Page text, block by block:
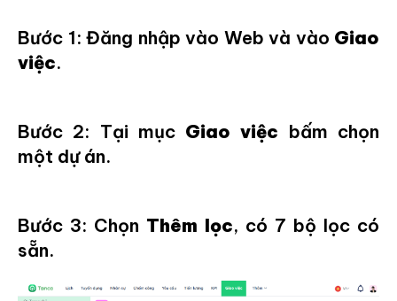
Bước 1: Đăng nhập vào Web và vào Giao
việc.
Bước 2: Tại mục Giao việc bấm chọn
một dự án.
Bước 3: Chọn Thêm lọc, có 7 bộ lọc có
sẵn.